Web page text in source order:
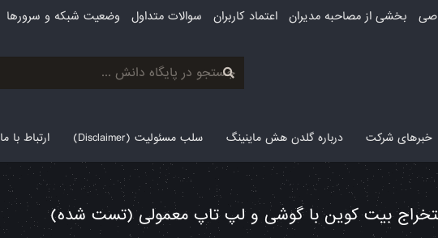
بخشی از مصاحبه مدیران اعتماد کاربران سوالات متداول وضعیت شبکه و سرورها
خبرهای شرکت درباره گلدن هش ماینینگ سلب مسئولیت (Disclaimer) ارتباط با ما
بیت کوین با گوشی و لپ تاپ معمولی (تست شده)